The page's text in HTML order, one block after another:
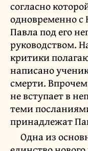
согласно
одновременно
Павла под его
руководством.
критики
написано
смерти.
не вступает в
теми
принадлежат
Одна из